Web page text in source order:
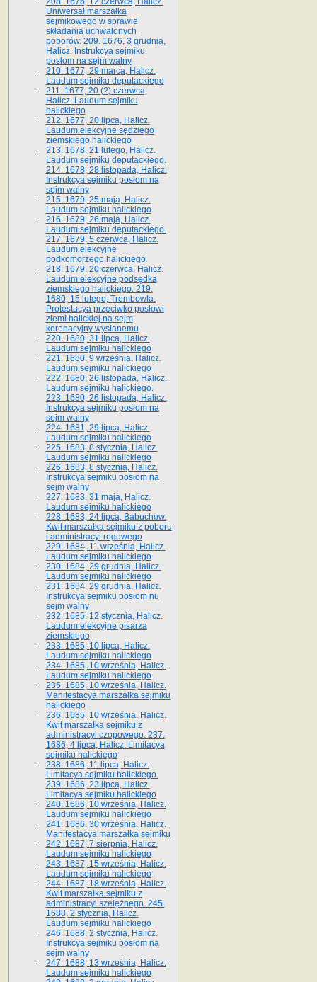
Uniwersał marszałka
sejmikowego w sprawie
składania uchwalonych
poborów. 209. 1676, 3 grudnia,
Halicz. Instrukcya sejmiku
posłom na sejm walny
210. 1677, 29 marca, Halicz.
Laudum sejmiku deputackiego
211. 1677, 20 (?) czerwca,
Halicz. Laudum sejmiku
halickiego
212. 1677, 20 lipca, Halicz.
Laudum elekcyjne sędziego
ziemskiego halickiego
213. 1678, 21 lutego, Halicz.
Laudum sejmiku deputackiego.
214. 1678, 28 listopada, Halicz.
Instrukcya sejmiku posłom na
sejm walny
215. 1679, 25 maja, Halicz.
Laudum sejmiku halickiego
216. 1679, 26 maja, Halicz.
Laudum sejmiku deputackiego.
217. 1679, 5 czerwca, Halicz.
Laudum elekcyjne
podkomorzego halickiego
218. 1679, 20 czerwca, Halicz.
Laudum elekcyjne podsędka
ziemskiego halickiego. 219.
1680, 15 lutego, Trembowla.
Protestacya przeciwko posłowi
ziemi halickiej na sejm
koronacyjny wysłanemu
220. 1680, 31 lipca, Halicz.
Laudum sejmiku halickiego
221. 1680, 9 września, Halicz.
Laudum sejmiku halickiego
222. 1680, 26 listopada, Halicz.
Laudum sejmiku halickiego.
223. 1680, 26 listopada, Halicz.
Instrukcya sejmiku posłom na
sejm walny
224. 1681, 29 lipca, Halicz.
Laudum sejmiku halickiego
225. 1683, 8 stycznia, Halicz.
Laudum sejmiku halickiego
226. 1683, 8 stycznia, Halicz.
Instrukcya sejmiku posłom na
sejm walny
227. 1683, 31 maja, Halicz.
Laudum sejmiku halickiego
228. 1683, 24 lipca, Babuchów.
Kwit marszałka sejmiku z poboru
i administracyi rogowego
229. 1684, 11 września, Halicz.
Laudum sejmiku halickiego
230. 1684, 29 grudnia, Halicz.
Laudum sejmiku halickiego
231. 1684, 29 grudnia, Halicz.
Instrukcya sejmiku posłom nu
sejm walny
232. 1685, 12 stycznia, Halicz.
Laudum elekcyjne pisarza
ziemskiego
233. 1685, 10 lipca, Halicz.
Laudum sejmiku halickiego
234. 1685, 10 września, Halicz.
Laudum sejmiku halickiego
235. 1685, 10 września, Halicz.
Manifestacya marszałka sejmiku
halickiego
236. 1685, 10 września, Halicz.
Kwit marszałka sejmiku z
administracyi czopowego. 237.
1686, 4 lipca, Halicz. Limitacya
sejmiku halickiego
238. 1686, 11 lipca, Halicz.
Limitacya sejmiku halickiego.
239. 1686, 23 lipca, Halicz.
Limitacya sejmiku halickiego
240. 1686, 10 września, Halicz.
Laudum sejmiku halickiego
241. 1686, 30 września, Halicz.
Manifestacya marszałka sejmiku
242. 1687, 7 sierpnia, Halicz.
Laudum sejmiku halickiego
243. 1687, 15 września, Halicz.
Laudum sejmiku halickiego
244. 1687, 18 września, Halicz.
Kwit marszałka sejmiku z
administracyi szelężnego. 245.
1688, 2 stycznia, Halicz.
Laudum sejmiku halickiego
246. 1688, 2 stycznia, Halicz.
Instrukcya sejmiku posłom na
sejm walny
247. 1688, 13 września, Halicz.
Laudum sejmiku halickiego